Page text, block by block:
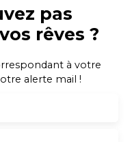
pas
rêves ?
à votre
alerte mail !